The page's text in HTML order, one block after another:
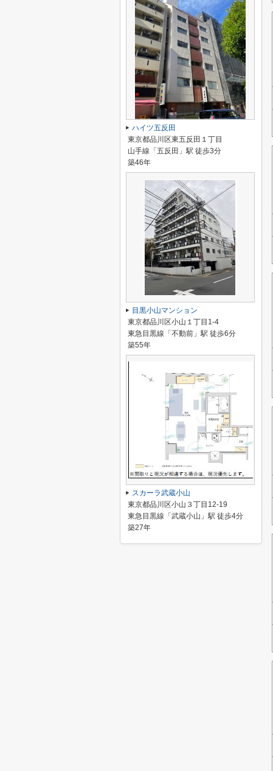
ハイツ五反田
東京都品川区東五反田１丁目
山手線「五反田」駅 徒歩3分
築46年
目黒小山マンション
東京都品川区小山１丁目1-4
東急目黒線「不動前」駅 徒歩6分
築55年
スカーラ武蔵小山
東京都品川区小山３丁目12-19
東急目黒線「武蔵小山」駅 徒歩4分
築27年